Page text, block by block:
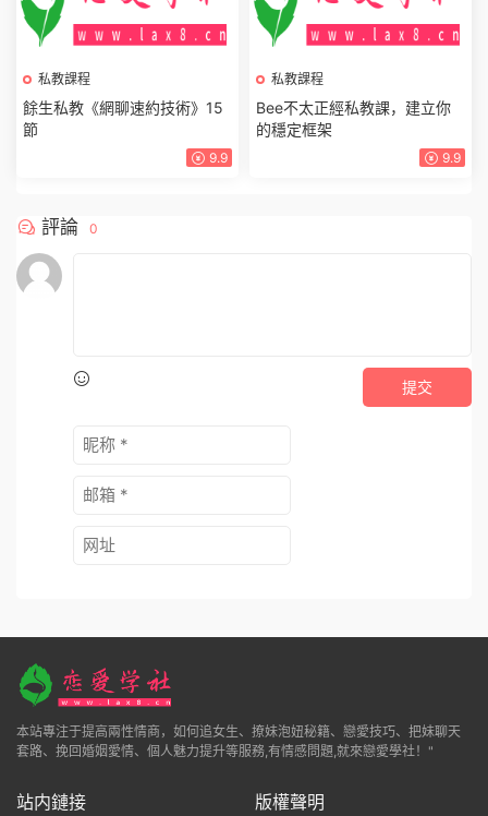
私教課程
餘生私教《網聊速約技術》15
節
9.9
私教課程
Bee不太正經私教課，建立你
的穩定框架
9.9
評論 0
提交
本站專注于提高兩性情商，如何追女生、撩妹泡妞秘籍、戀愛技巧、把妹聊天
套路、挽回婚姻愛情、個人魅力提升等服務,有情感問題,就來戀愛學社！"
站内鏈接 版權聲明